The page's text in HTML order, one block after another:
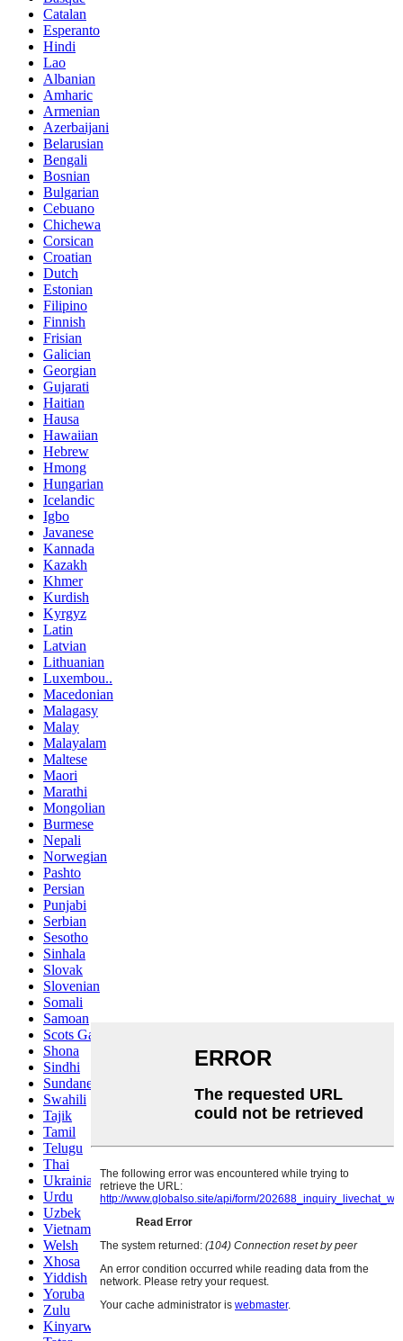
Catalan
Esperanto
Hindi
Lao
Albanian
Amharic
Armenian
Azerbaijani
Belarusian
Bengali
Bosnian
Bulgarian
Cebuano
Chichewa
Corsican
Croatian
Dutch
Estonian
Filipino
Finnish
Frisian
Galician
Georgian
Gujarati
Haitian
Hausa
Hawaiian
Hebrew
Hmong
Hungarian
Icelandic
Igbo
Javanese
Kannada
Kazakh
Khmer
Kurdish
Kyrgyz
Latin
Latvian
Lithuanian
Luxembou..
Macedonian
Malagasy
Malay
Malayalam
Maltese
Maori
Marathi
Mongolian
Burmese
Nepali
Norwegian
Pashto
Persian
Punjabi
Serbian
Sesotho
Sinhala
Slovak
Slovenian
Somali
Samoan
Scots Gaelic
Shona
Sindhi
Sundanese
Swahili
Tajik
Tamil
Telugu
Thai
Ukrainian
Urdu
Uzbek
Vietnamese
Welsh
Xhosa
Yiddish
Yoruba
Zulu
Kinyarwanda